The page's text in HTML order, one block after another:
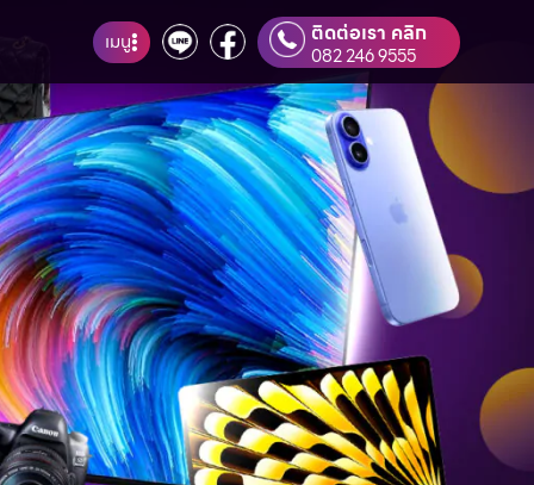
เมนู ติดต่อเรา คลิก
082 246 9555